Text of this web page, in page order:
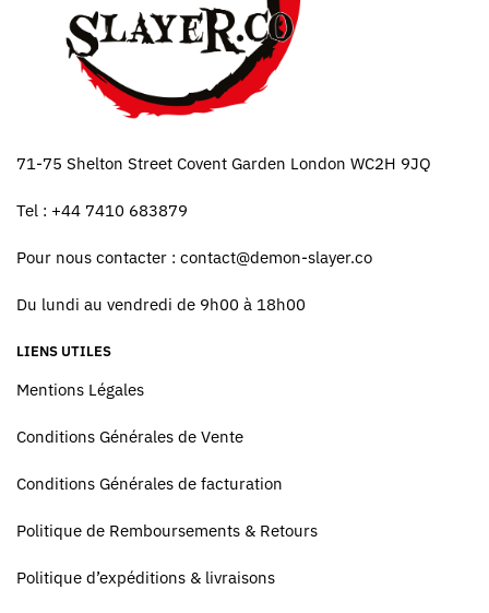
71-75 Shelton Street Covent Garden London WC2H 9JQ
Tel : +44 7410 683879
Pour nous contacter : contact@demon-slayer.co
Du lundi au vendredi de 9h00 à 18h00
LIENS UTILES
Mentions Légales
Conditions Générales de Vente
Conditions Générales de facturation
Politique de Remboursements & Retours
Politique d’expéditions & livraisons